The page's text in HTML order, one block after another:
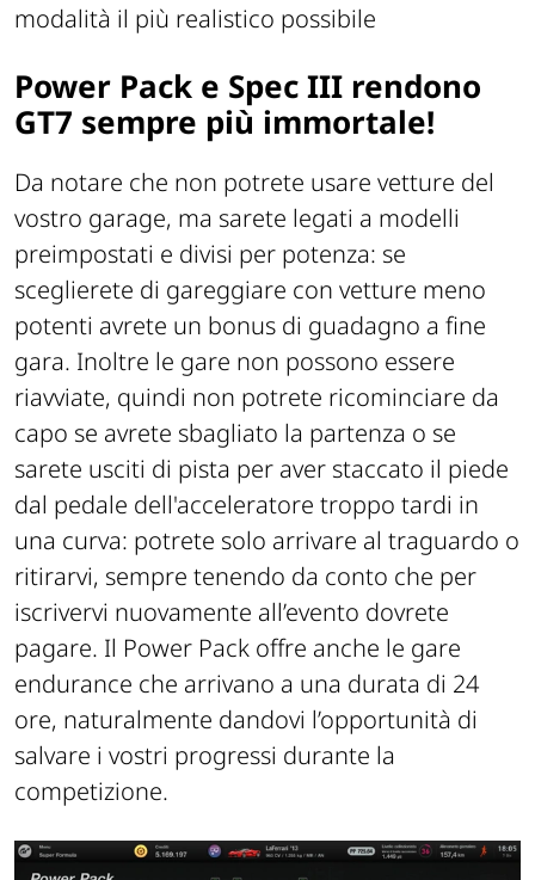
modalità il più realistico possibile
Power Pack e Spec III rendono
GT7 sempre più immortale!
Da notare che non potrete usare vetture del
vostro garage, ma sarete legati a modelli
preimpostati e divisi per potenza: se
sceglierete di gareggiare con vetture meno
potenti avrete un bonus di guadagno a fine
gara. Inoltre le gare non possono essere
riavviate, quindi non potrete ricominciare da
capo se avrete sbagliato la partenza o se
sarete usciti di pista per aver staccato il piede
dal pedale dell'acceleratore troppo tardi in
una curva: potrete solo arrivare al traguardo o
ritirarvi, sempre tenendo da conto che per
iscrivervi nuovamente all’evento dovrete
pagare. Il Power Pack offre anche le gare
endurance che arrivano a una durata di 24
ore, naturalmente dandovi l’opportunità di
salvare i vostri progressi durante la
competizione.